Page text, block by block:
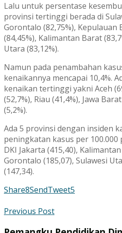
Lalu untuk persentase
provinsi tertinggi berada di
Gorontalo (82,75%), Kepulauan
(84,45%), Kalimantan Barat
Utara (83,12%).
Namun pada penambahan
kenaikannya mencapai 10,4%.
kenaikan tertinggi yakni Aceh
(52,7%), Riau (41,4%), Jawa
(5,2%).
Ada 5 provinsi dengan insiden
peningkatan kasus per
DKI Jakarta (415,40),
Gorontalo (185,07), Sulawesi
(147,34).
Share8SendTweet5
Previous Post